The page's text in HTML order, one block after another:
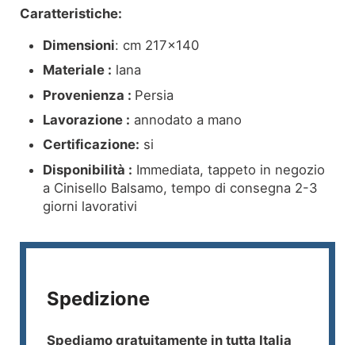
Caratteristiche:
Dimensioni: cm 217×140
Materiale : lana
Provenienza : Persia
Lavorazione : annodato a mano
Certificazione: si
Disponibilità : Immediata, tappeto in negozio
a Cinisello Balsamo, tempo di consegna 2-3
giorni lavorativi
Spedizione
Spediamo gratuitamente in tutta Italia